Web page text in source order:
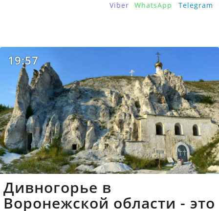
Viber WhatsApp Telegram
19:57
Дивногорье в
Воронежской области - это